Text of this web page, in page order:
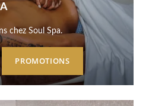
chez Soul Spa.
PROMOTIONS